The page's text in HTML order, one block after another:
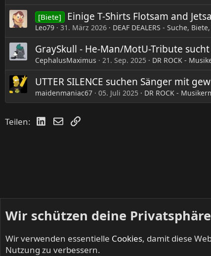
[Biete] Einige T-Shirts Flotsam and
Leo79 31. März 2026 DEAF DEALERS - Suche,
GraySkull - He-Man/MotU-Tribute
CephalusMaximus 21. Sep. 2025 DR ROCK -
UTTER SILENCE suchen Sänger mit
maidenmaniac67 05. Juli 2025 DR ROCK -
Teilen: LinkedIn
E-MailLink
Startseite Foren Kleinanzeigen DR ROCK -
Wir schützen deine Privatsphäre
Wir verwenden essentielle Cookies, damit diese
Nutzung zu verbessern.